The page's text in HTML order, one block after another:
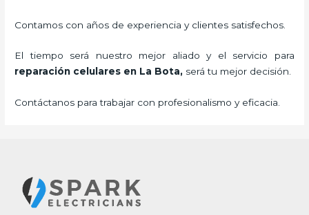
Contamos con años de experiencia y clientes satisfechos.
El tiempo será nuestro mejor aliado y el servicio para
reparación celulares en La Bota, será tu mejor decisión.
Contáctanos para trabajar con profesionalismo y eficacia.